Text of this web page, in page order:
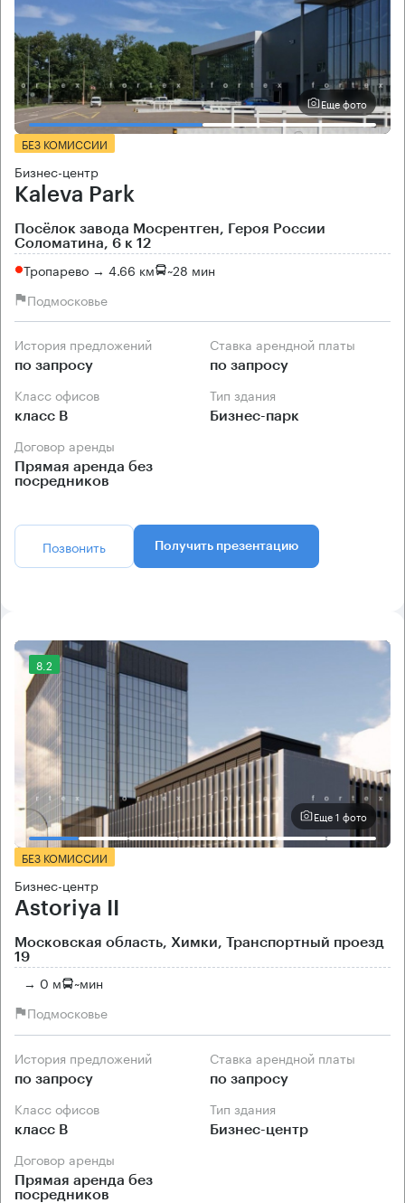
Еще фото
БЕЗ КОМИССИИ
Бизнес-центр
Kaleva Park
Посёлок завода Мосрентген, Героя России
Соломатина, 6 к 12
Тропарево → 4.66 км ~28 мин
Подмосковье
История предложений
по запросу
Ставка арендной платы
по запросу
Класс офисов
класс B
Тип здания
Бизнес-парк
Договор аренды
Прямая аренда без
посредников
Позвонить Получить презентацию
8.2
Еще 1 фото
БЕЗ КОМИССИИ
Бизнес-центр
Astoriya II
Московская область, Химки, Транспортный проезд
19
→ 0 м ~мин
Подмосковье
История предложений
по запросу
Ставка арендной платы
по запросу
Класс офисов
класс B
Тип здания
Бизнес-центр
Договор аренды
Прямая аренда без
посредников